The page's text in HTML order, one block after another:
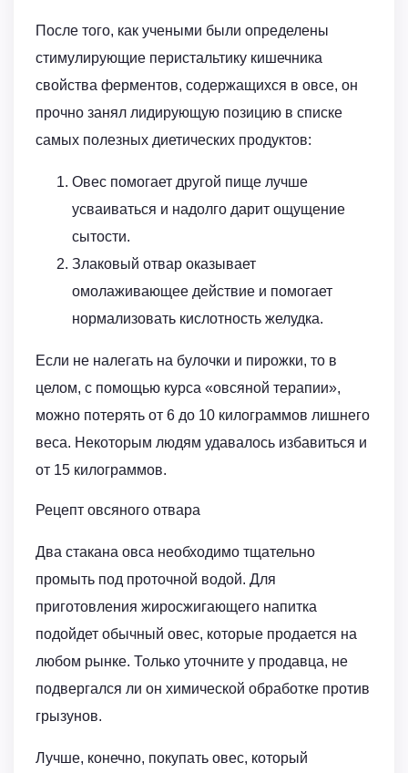
После того, как учеными были определены
стимулирующие перистальтику кишечника
свойства ферментов, содержащихся в овсе, он
прочно занял лидирующую позицию в списке
самых полезных диетических продуктов:
Овес помогает другой пище лучше
усваиваться и надолго дарит ощущение
сытости.
Злаковый отвар оказывает
омолаживающее действие и помогает
нормализовать кислотность желудка.
Если не налегать на булочки и пирожки, то в
целом, с помощью курса «овсяной терапии»,
можно потерять от 6 до 10 килограммов лишнего
веса. Некоторым людям удавалось избавиться и
от 15 килограммов.
Рецепт овсяного отвара
Два стакана овса необходимо тщательно
промыть под проточной водой. Для
приготовления жиросжигающего напитка
подойдет обычный овес, которые продается на
любом рынке. Только уточните у продавца, не
подвергался ли он химической обработке против
грызунов.
Лучше, конечно, покупать овес, который